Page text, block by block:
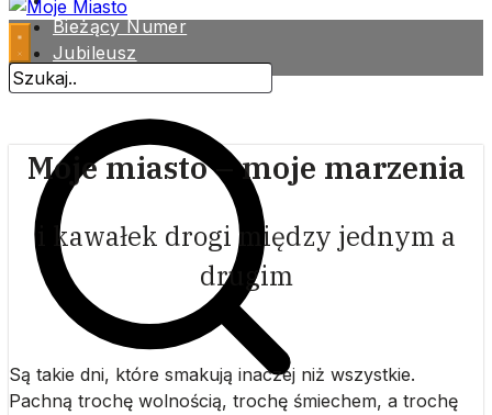
Bieżący Numer
Jubileusz
Archiwum
Moje miasto – moje marzenia
i kawałek drogi między jednym a
drugim
Są takie dni, które smakują inaczej niż wszystkie.
Pachną trochę wolnością, trochę śmiechem, a trochę